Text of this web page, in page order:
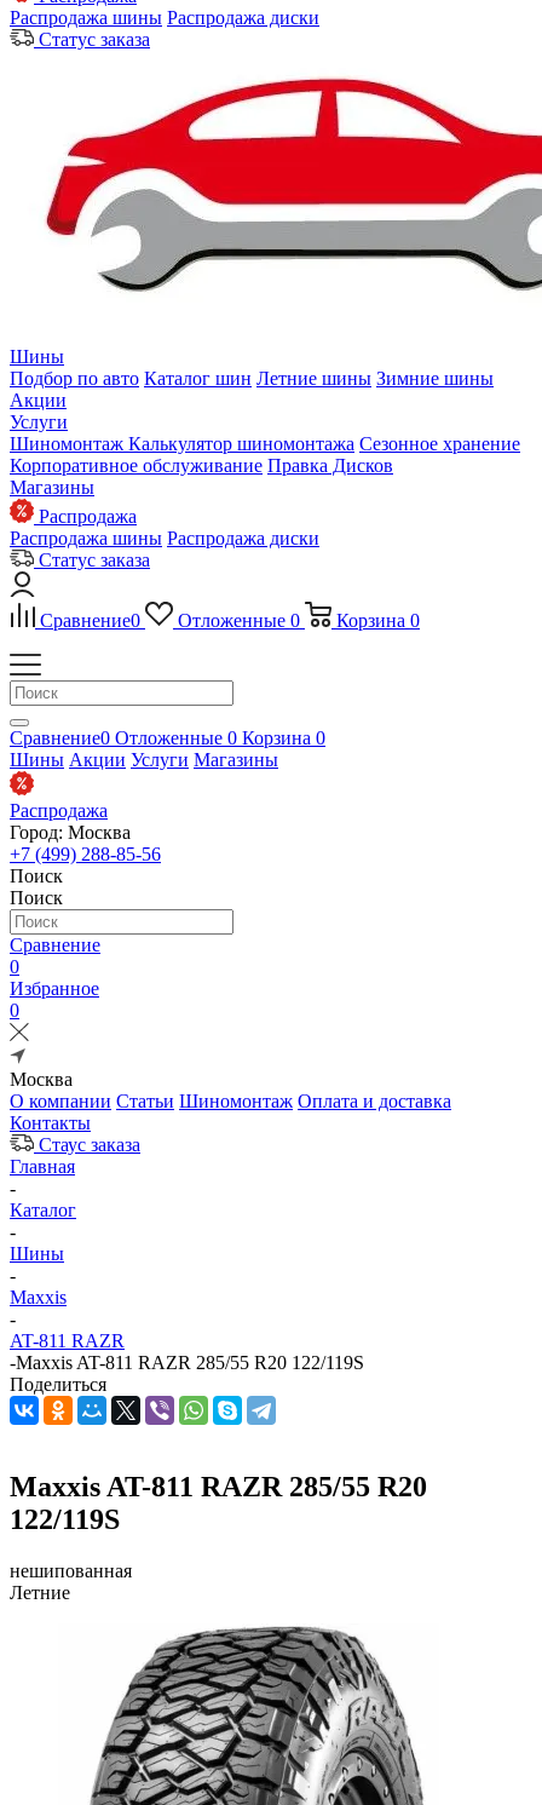
Распродажа шины Распродажа диски
Статус заказа
Шины
Подбор по авто Каталог шин Летние шины Зимние шины
Акции
Услуги
Шиномонтаж Калькулятор шиномонтажа Сезонное хранение
Корпоративное обслуживание Правка Дисков
Магазины
Распродажа
Распродажа шины Распродажа диски
Статус заказа
Сравнение0 Отложенные 0 Корзина 0
Сравнение0 Отложенные 0 Корзина 0
Шины Акции Услуги Магазины
Распродажа
Город: Москва
+7 (499) 288-85-56
Поиск
Поиск
Сравнение
0
Избранное
0
Москва
О компании Статьи Шиномонтаж Оплата и доставка
Контакты
Стаус заказа
Главная
-
Каталог
-
Шины
-
Maxxis
-
AT-811 RAZR
-Maxxis AT-811 RAZR 285/55 R20 122/119S
Поделиться
Maxxis AT-811 RAZR 285/55 R20
122/119S
нешипованная
Летние